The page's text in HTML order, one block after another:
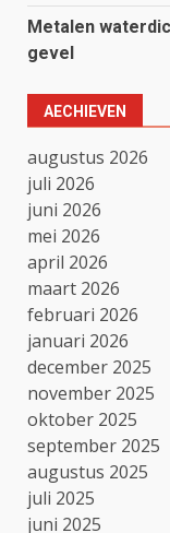
Metalen
gevel
AECHIEVEN
augustus 2026
juli 2026
juni 2026
mei 2026
april 2026
maart 2026
februari 2026
januari 2026
december 2025
november 2025
oktober 2025
september 2025
augustus 2025
juli 2025
juni 2025